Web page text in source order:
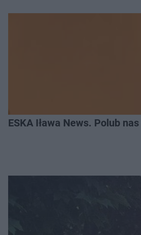
ESKA Iława News. Polub